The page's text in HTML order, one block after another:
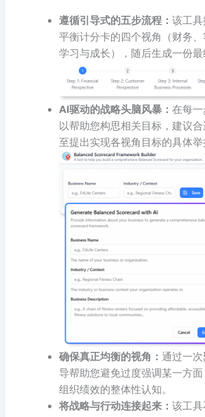
遵循引导式的五步流程：该工
平衡计分卡的四个视角（财务、
学习与成长），随后生成一份最
AI驱动的战略头脑风暴：在每
以帮助您构思相关目标，建议
至提出实现各视角目标的具体举
确保真正均衡的视角：通过一
导帮助您避免过度强调某一方
组织绩效的整体性认知。
将战略与行动连接起来：该工